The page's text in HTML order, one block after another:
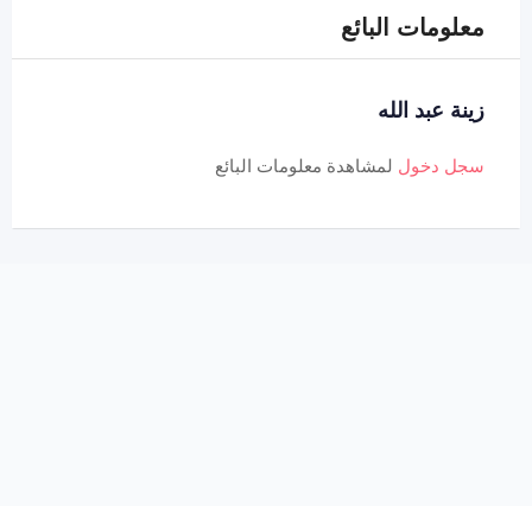
معلومات البائع
زينة عبد الله
سجل دخول لمشاهدة معلومات البائع